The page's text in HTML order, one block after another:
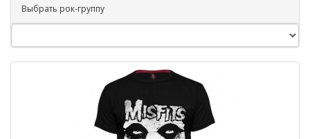
Выбрать рок-группу